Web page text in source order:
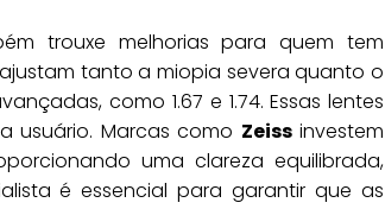
trouxe melhorias para quem tem
tanto a miopia severa quanto o
como 1.67 e 1.74. Essas lentes
usuário. Marcas como Zeissinvestem
uma clareza equilibrada,
é essencial para garantir que as